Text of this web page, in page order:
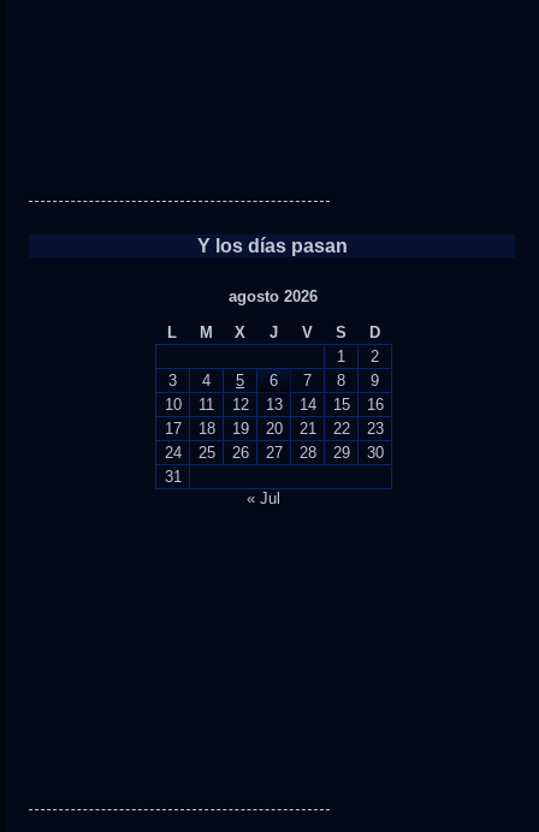
Y los días pasan
agosto 2026
L
M X J V S
D
1
2
3
4 5 6 7 8
9
10
11 12 13 14 15
16
17
18 19 20 21 22
23
24
25 26 27 28 29
30
31
« Jul